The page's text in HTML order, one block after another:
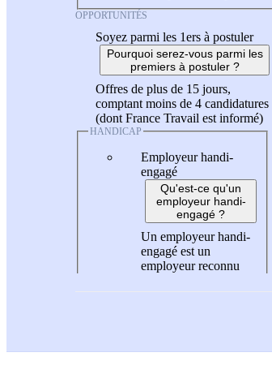
OPPORTUNITÉS
Soyez parmi les 1ers à postuler
Pourquoi serez-vous parmi les
premiers à postuler ?
Offres de plus de 15 jours,
comptant moins de 4 candidatures
(dont France Travail est informé)
HANDICAP
Employeur handi-
engagé
Qu'est-ce qu'un
employeur handi-
engagé ?
Un employeur handi-
engagé est un
employeur reconnu